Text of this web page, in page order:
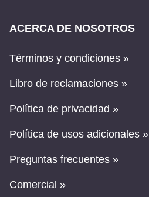
ACERCA DE NOSOTROS
Términos y condiciones »
Libro de reclamaciones »
Política de privacidad »
Política de usos adicionales »
Preguntas frecuentes »
Comercial »